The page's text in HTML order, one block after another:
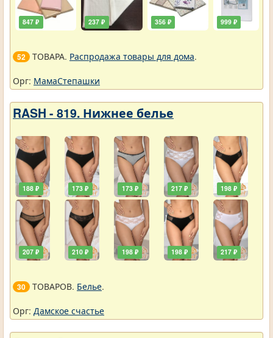
847 ₽ 237 ₽ 356 ₽ 999 ₽
52 ТОВАРА. Распродажа товары для дома.
Орг: МамаСтепашки
RASH - 819. Нижнее белье
188 ₽
207 ₽
173 ₽
210 ₽
173 ₽
198 ₽
217 ₽
198 ₽
198 ₽
217 ₽
30 ТОВАРОВ. Белье.
Орг: Дамское счастье